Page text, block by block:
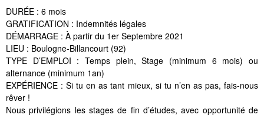
DURÉE : 6 mois
GRATIFICATION : Indemnités légales
DÉMARRAGE : À partir du 1er Septembre 2021
LIEU : Boulogne-Billancourt (92)
TYPE D’EMPLOI : Temps plein, Stage (minimum 6 mois) ou
alternance (minimum 1an)
EXPÉRIENCE : Si tu en as tant mieux, si tu n’en as pas, fais-nous
rêver !
Nous privilégions les stages de fin d’études, avec opportunité de